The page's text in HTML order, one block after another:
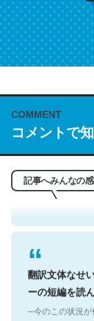
COMMENT
コメントで
記事へみんなの
これは名文。
う。英語少し
─今のこの状況が
翻訳文体なせ
ーの短編を読
─今のこの状況